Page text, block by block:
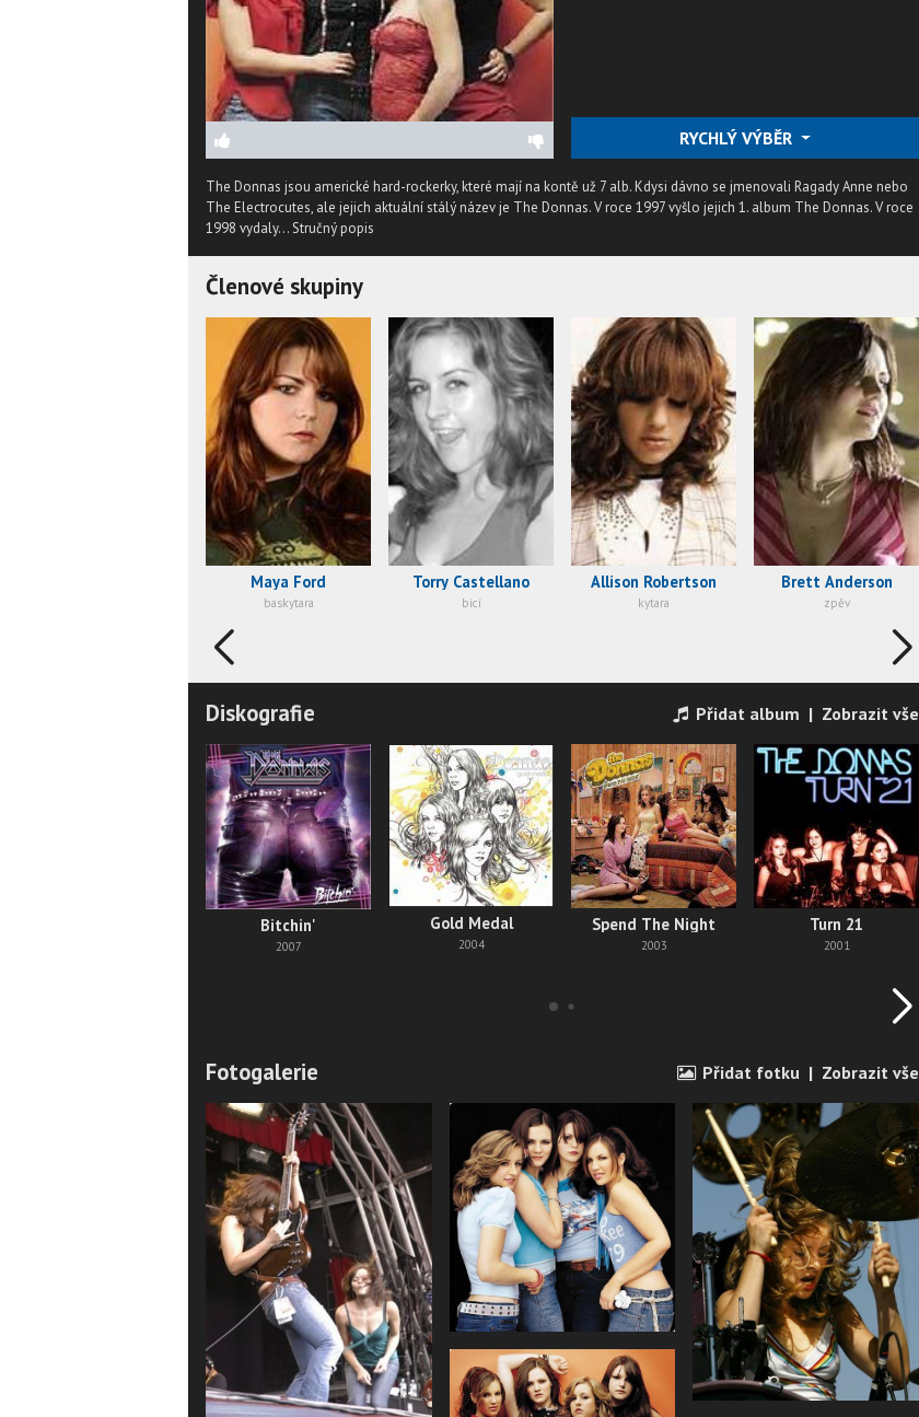
RYCHLÝ VÝBĚR
The Donnas jsou americké hard-rockerky, které mají na kontě už 7 alb. Kdysi dávno se jmenovali Ragady Anne nebo
The Electrocutes, ale jejich aktuální stálý název je The Donnas. V roce 1997 vyšlo jejich 1. album The Donnas. V roce
1998 vydaly...Stručný popis
Členové skupiny
Maya Ford
baskytara
Torry Castellano
bicí
Allison Robertson
kytara
Brett Anderson
zpěv
Diskografie Přidat album | Zobrazit vše
Bitchin'
2007
Gold Medal
2004
Spend The Night
2003
Turn 21
2001
Fotogalerie Přidat fotku | Zobrazit vše